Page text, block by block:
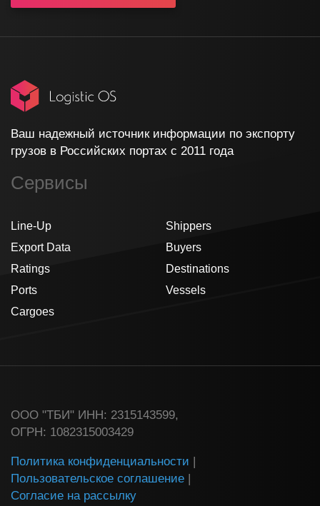
Ваш надежный источник информации по экспорту
грузов в Российских портах с 2011 года
Сервисы
Line-Up
Export Data
Ratings
Ports
Cargoes
Shippers
Buyers
Destinations
Vessels
ООО "ТБИ" ИНН: 2315143599,
ОГРН: 1082315003429
Политика конфиденциальности
Пользовательское соглашение
Согласие на рассылку